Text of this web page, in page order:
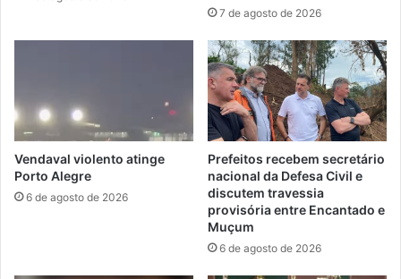
7 de agosto de 2026
Vendaval violento atinge
Porto Alegre
6 de agosto de 2026
Prefeitos recebem secretário
nacional da Defesa Civil e
discutem travessia
provisória entre Encantado e
Muçum
6 de agosto de 2026